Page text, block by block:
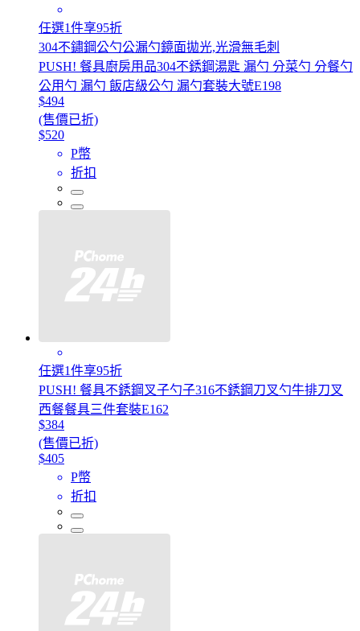
任選1件享95折
304不鏽鋼公勺公漏勺鏡面拋光,光滑無毛刺
PUSH! 餐具廚房用品304不銹鋼湯匙 漏勺 分菜勺 分餐勺
公用勺 漏勺 飯店級公勺 漏勺套裝大號E198
$494
(售價已折)
$520
P幣
折扣
任選1件享95折
PUSH! 餐具不銹鋼叉子勺子316不銹鋼刀叉勺牛排刀叉
西餐餐具三件套裝E162
$384
(售價已折)
$405
P幣
折扣